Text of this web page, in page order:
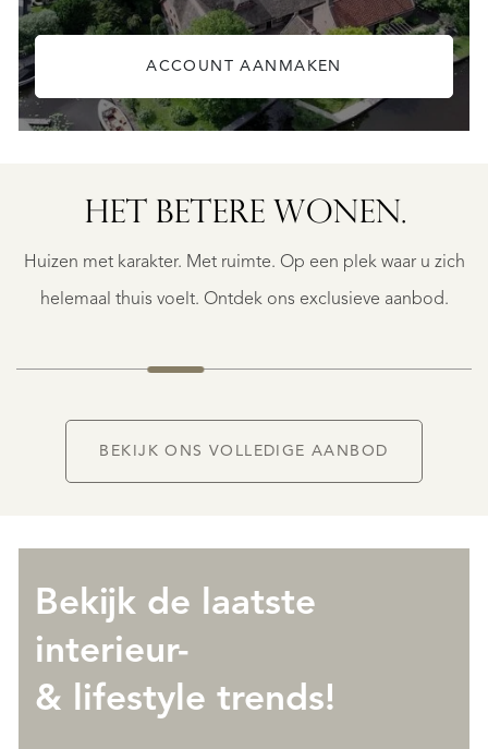
ACCOUNT AANMAKEN
HET BETERE WONEN.
Huizen met karakter. Met ruimte. Op een plek waar u zich
helemaal thuis voelt. Ontdek ons exclusieve aanbod.
BERGERAC
€
BEKIJK ONS VOLLEDIGE AANBOD
Bekijk de laatste
interieur-
& lifestyle trends!